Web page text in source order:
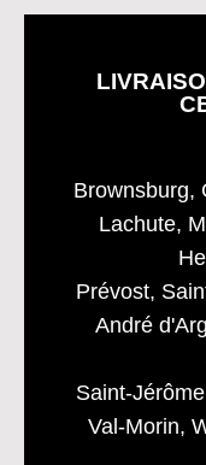
Brownsburg,
Lachute,
Prévost,
André
Saint-
Val-Morin,